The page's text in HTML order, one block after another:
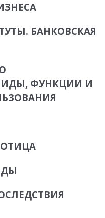
БАНКОВСКАЯ
ФУНКЦИИ И